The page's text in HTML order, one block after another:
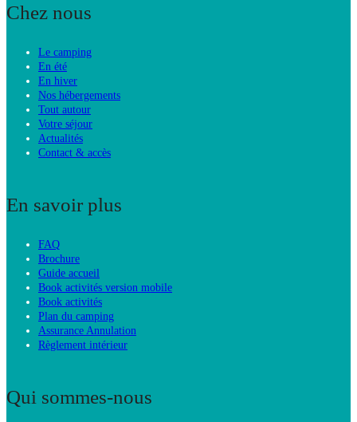
Chez nous
Le camping
En été
En hiver
Nos hébergements
Tout autour
Votre séjour
Actualités
Contact & accès
En savoir plus
FAQ
Brochure
Guide accueil
Book activités version mobile
Book activités
Plan du camping
Assurance Annulation
Règlement intérieur
Qui sommes-nous